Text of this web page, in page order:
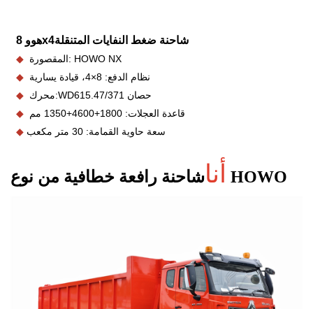
هوو 8x4شاحنة ضغط النفايات المتنقلة
◆
المقصورة: HOWO NX
◆
نظام الدفع: 8×4، قيادة يسارية
◆
محرك:WD615.47
/371 حصان
◆
قاعدة العجلات: 1800+4600+1350 مم
◆
سعة حاوية القمامة: 30 متر مكعب
أنا شاحنة رافعة خطافية من نوع HOWO